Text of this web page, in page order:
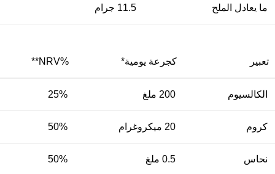
ما يعادل الملح 11.5 جرام
تعبير كجرعة يومية* %NRV**
الكالسيوم 200 ملغ 25%
كروم 20 ميكروغرام 50%
نحاس 0.5 ملغ 50%